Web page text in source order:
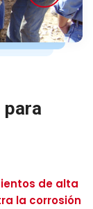
de alta
la corrosión